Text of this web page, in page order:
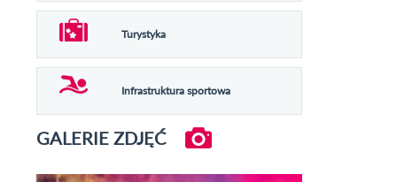
Turystyka
Infrastruktura sportowa
GALERIE ZDJĘĆ